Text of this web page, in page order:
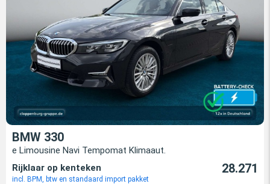
BMW 330
e Limousine Navi Tempomat Klimaaut.
Rijklaar op kenteken
incl. BPM, btw en standaard import pakket
28.271